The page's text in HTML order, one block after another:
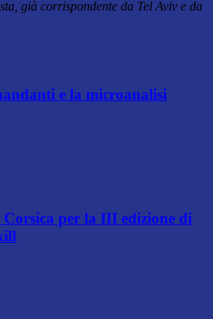
già corrispondente da Tel Aviv e da
e la microanalisi
per la III edizione di